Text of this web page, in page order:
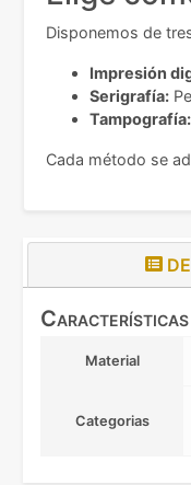
Disponemos de
Impresión
Serigrafía:
Tampografía:
Cada método se
Características
Material
Categorias